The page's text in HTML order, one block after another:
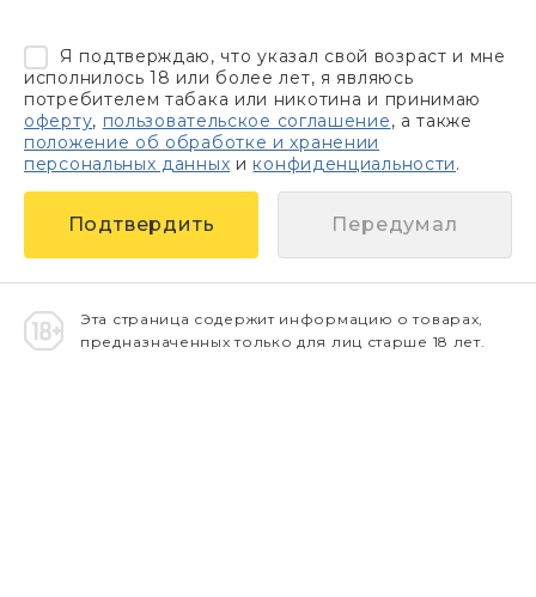
Я подтверждаю, что указал свой возраст и мне
исполнилось 18 или более лет, я являюсь
потребителем табака или никотина и принимаю
оферту, пользовательское соглашение, а также
положение об обработке и хранении
персональных данных и конфиденциальности.
Передумал
Эта страница содержит информацию о товарах,
предназначенных только для лиц старше 18 лет.